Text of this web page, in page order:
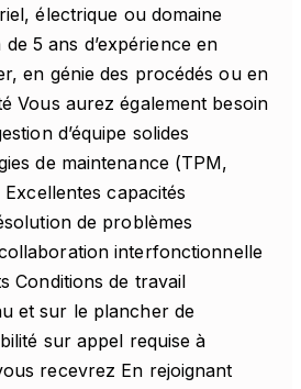
électrique ou domaine
5 ans d’expérience en
en génie des procédés ou en
Vous aurez également besoin
d’équipe solides
de maintenance (TPM,
capacités
de problèmes
interfonctionnelle
Conditions de travail
et sur le plancher de
sur appel requise à
recevrez En rejoignant